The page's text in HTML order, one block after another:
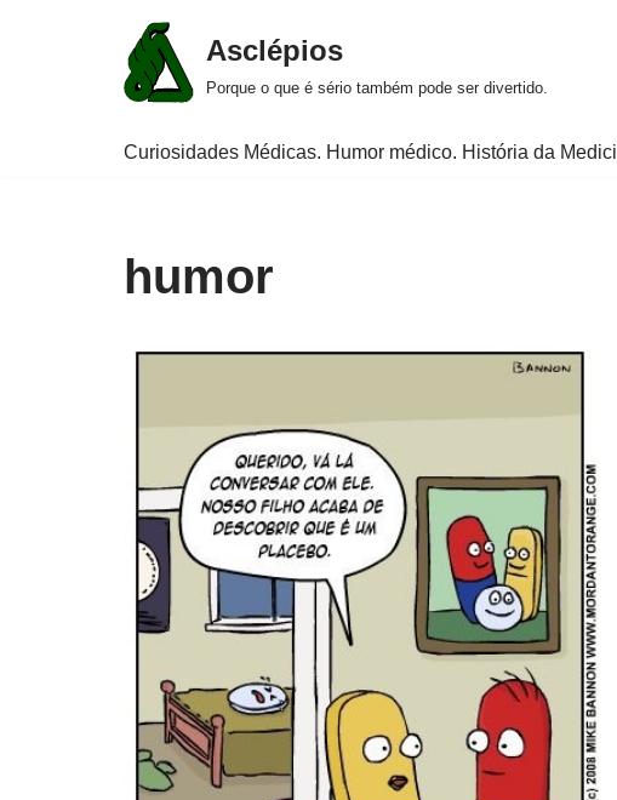
Asclépios
Porque o que é sério também pode ser divertido.
Curiosidades Médicas. Humor médico. História da
humor